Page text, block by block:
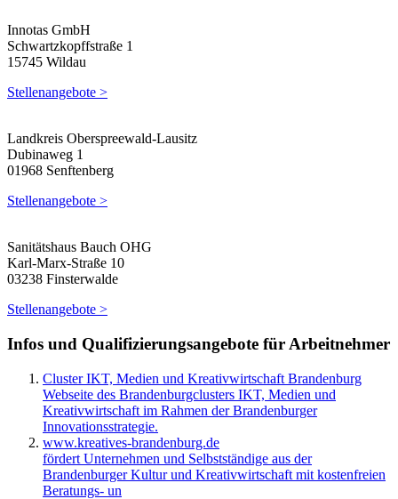
Innotas GmbH
Schwartzkopffstraße 1
15745 Wildau
Stellenangebote >
Landkreis Oberspreewald-Lausitz
Dubinaweg 1
01968 Senftenberg
Stellenangebote >
Sanitätshaus Bauch OHG
Karl-Marx-Straße 10
03238 Finsterwalde
Stellenangebote >
Infos und Qualifizierungsangebote für Arbeitnehmer
Cluster IKT, Medien und Kreativwirtschaft Brandenburg
Webseite des Brandenburgclusters IKT, Medien und
Kreativwirtschaft im Rahmen der Brandenburger
Innovationsstrategie.
www.kreatives-brandenburg.de
fördert Unternehmen und Selbstständige aus der
Brandenburger Kultur und Kreativwirtschaft mit kostenfreien
Beratungs- un